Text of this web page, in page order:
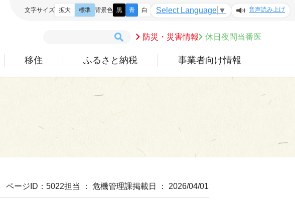
防災・災害情報 休日夜間当番医
移住 ふるさと納税 事業者向け情報
文字サイズ 拡大 標準 背景色 黒 青 白 Select Language ▼ 音声読み上げ
ページID：5022担当 ： 危機管理課掲載日 ： 2026/04/01